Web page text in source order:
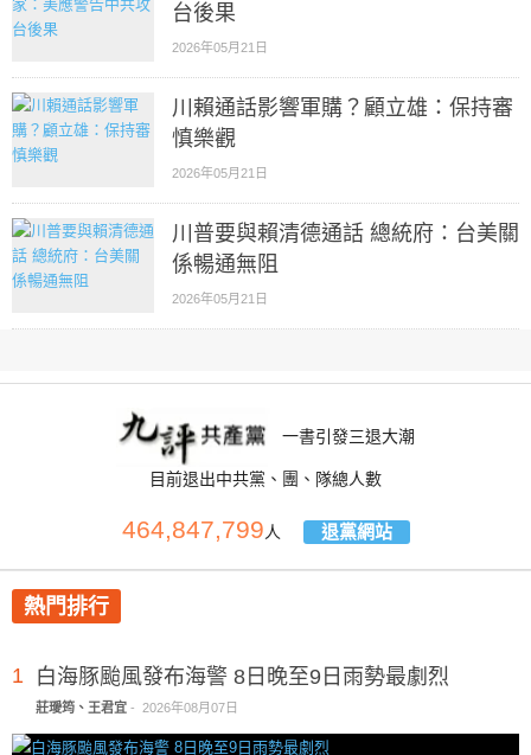
台後果
2026年05月21日
川賴通話影響軍購？顧立雄：保持審
慎樂觀
2026年05月21日
川普要與賴清德通話 總統府：台美關
係暢通無阻
2026年05月21日
一書引發三退大潮
目前退出中共黨、團、隊總人數
464,847,799人 退黨網站
熱門排行
1 白海豚颱風發布海警 8日晚至9日雨勢最劇烈
莊璦筠、王君宜 - 2026年08月07日